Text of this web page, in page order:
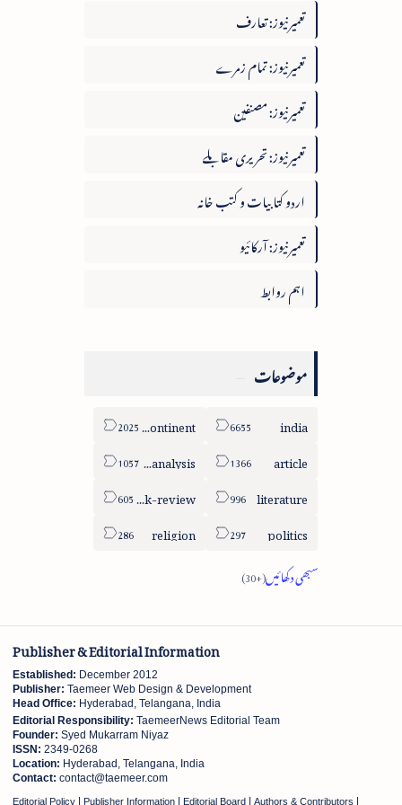
تعمیرنیوز: تعارف
تعمیرنیوز: تمام زمرے
تعمیرنیوز: مصنفین
تعمیرنیوز: تحریری مقابلے
اردو کتابیات و کتب خانہ
تعمیرنیوز: آرکائیو
اہم روابط
موضوعات
india
sub-continent
article
column-analysis
literature
book-review
politics
religion
Publisher & Editorial Information
Established: December 2012
Publisher: Taemeer Web Design & Development
Head Office: Hyderabad, Telangana, India
Editorial Responsibility: TaemeerNews Editorial Team
Founder: Syed Mukarram Niyaz
ISSN: 2349-0268
Location: Hyderabad, Telangana, India
Contact: contact@taemeer.com
Editorial Policy Publisher Information Editorial Board Authors & Contributors